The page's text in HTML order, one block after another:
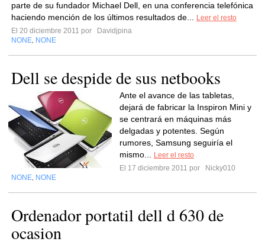
parte de su fundador Michael Dell, en una conferencia telefónica
haciendo mención de los últimos resultados de...
Leer el resto
El 20 diciembre 2011 por
Davidjpina
NONE NONE
Dell se despide de sus netbooks
Ante el avance de las tabletas,
dejará de fabricar la Inspiron Mini y
se centrará en máquinas más
delgadas y potentes. Según
rumores, Samsung seguiría el
mismo...
Leer el resto
El 17 diciembre 2011 por
Nicky010
NONE NONE
Ordenador portatil dell d 630 de
ocasion